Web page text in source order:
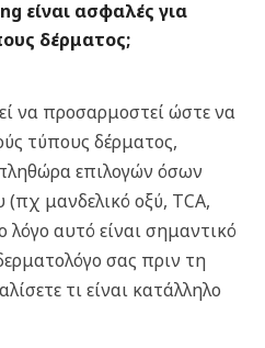
είναι ασφαλές για
δέρματος;
να προσαρμοστεί ώστε να
τύπους δέρματος,
επιλογών όσων
μανδελικό οξύ, TCA,
λόγο αυτό είναι σημαντικό
σας πριν τη
τι είναι κατάλληλο